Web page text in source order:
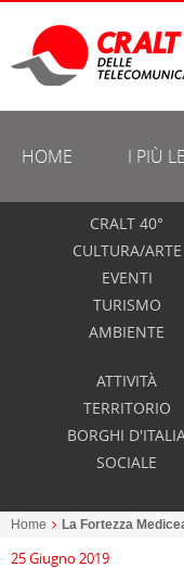
HOME I PIÙ
CRALT 40°
CULTURA/ARTE
EVENTI
TURISMO
AMBIENTE
ATTIVITÀ
TERRITORIO
BORGHI
SOCIALE
Home La Fortezza
25 Giugno 2019